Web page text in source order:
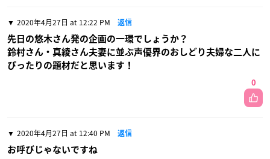
2020年4月27日 at 12:22 PM 返信
先日の悠木さん発の企画の一環でしょうか？
鈴村さん・真綾さん夫妻に並ぶ声優界のおしどり夫婦な二人に
ぴったりの題材だと思います！
0
2020年4月27日 at 12:40 PM 返信
お呼びじゃないですね